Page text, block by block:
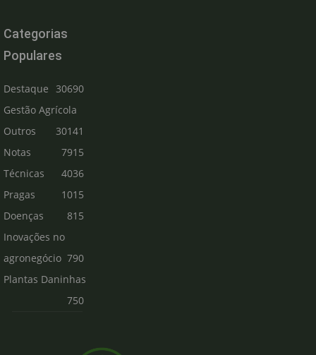
Categorias
Populares
Destaque
30690
Gestão Agrícola
30141
Outros
7915
Notas
Técnicas
4036
Pragas
1015
Doenças
815
Inovações no
agronegócio 790
Plantas Daninhas
750